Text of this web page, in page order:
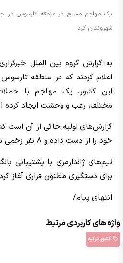
یک مهاجم مسلح در منطقه تارسوس در
شهروندان کرد.
به گزارش گروه بین الملل
اعلام کردند که در منطقه
این کشور، یک مهاجم با
مختلف، رعب و وحشت ایجاد کرده
خود را از دست داده و 8 نفر زخمی شده‌اند.
تیم‌های ژاندارمری با پشتیبانی
برای دستگیری مظنون فراری آغاز
انتهای پیام/
واژه های کاربردی مرتبط
کشور ترکیه